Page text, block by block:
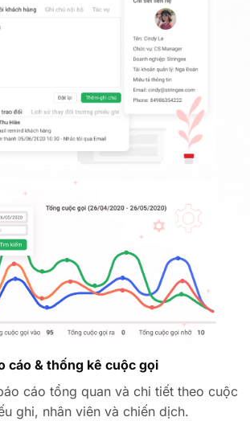
cáo & thống kê cuộc gọi
cáo tổng quan và chi tiết theo cuộc
ghi, nhân viên và chiến dịch.